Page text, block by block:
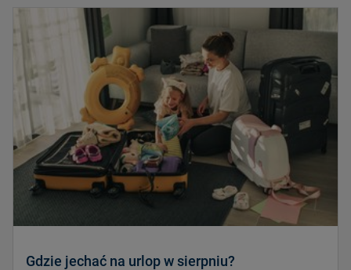
Gdzie jechać na urlop w sierpniu?